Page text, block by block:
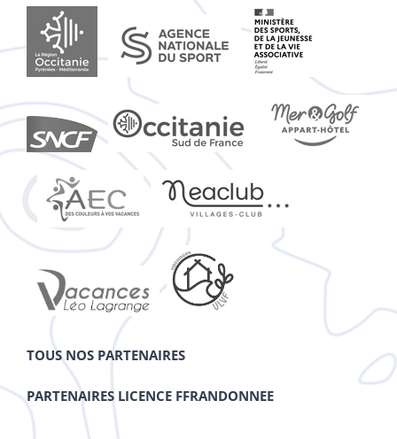
TOUS NOS PARTENAIRES
PARTENAIRES LICENCE FFRANDONNEE